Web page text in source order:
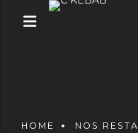
HOME NOS